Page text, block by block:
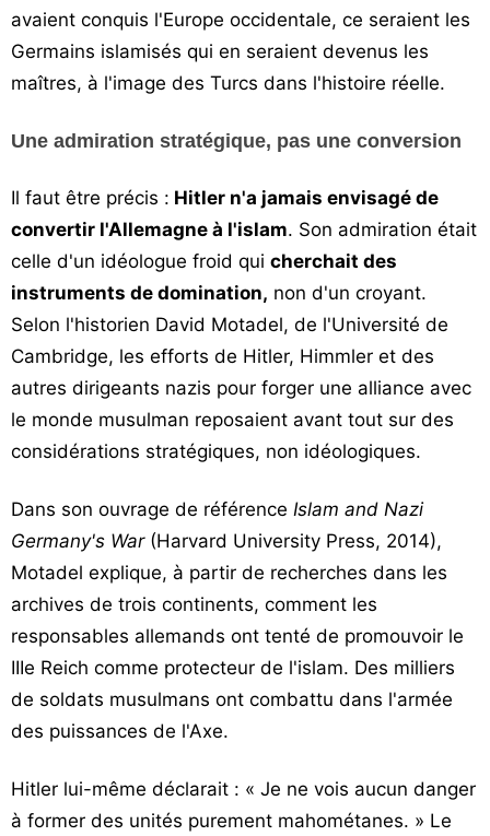
avaient conquis l'Europe occidentale, ce seraient les
Germains islamisés qui en seraient devenus les
maîtres, à l'image des Turcs dans l'histoire réelle.
Une admiration stratégique, pas une conversion
Il faut être précis : Hitler n'a jamais envisagé de
convertir l'Allemagne à l'islam. Son admiration était
celle d'un idéologue froid qui cherchait des
instruments de domination, non d'un croyant.
Selon l'historien David Motadel, de l'Université de
Cambridge, les efforts de Hitler, Himmler et des
autres dirigeants nazis pour forger une alliance avec
le monde musulman reposaient avant tout sur des
considérations stratégiques, non idéologiques.
Dans son ouvrage de référence Islam and Nazi
Germany's War(Harvard University Press, 2014),
Motadel explique, à partir de recherches dans les
archives de trois continents, comment les
responsables allemands ont tenté de promouvoir le
IIIe Reich comme protecteur de l'islam. Des milliers
de soldats musulmans ont combattu dans l'armée
des puissances de l'Axe.
Hitler lui-même déclarait : « Je ne vois aucun danger
à former des unités purement mahométanes. » Le